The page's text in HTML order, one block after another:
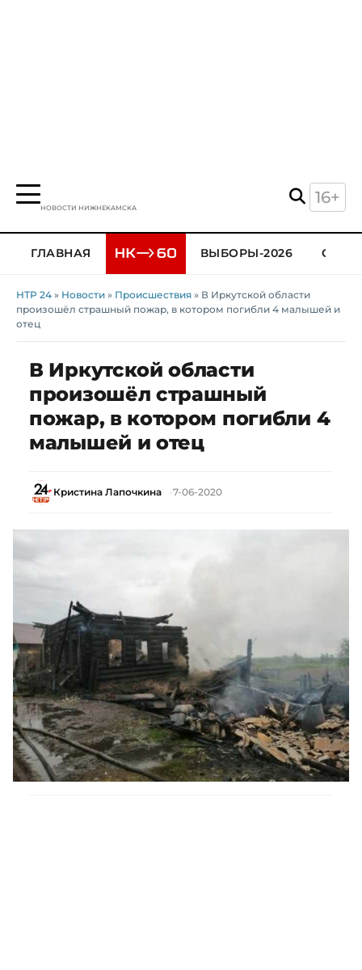
НОВОСТИ НИЖНЕКАМСКА
16+
ГЛАВНАЯ ВЫБОРЫ-2026
НТР 24 » Новости » Происшествия » В Иркутской области
произошёл страшный пожар, в котором погибли 4 малышей и
отец
В Иркутской области
произошёл страшный
пожар, в котором погибли 4
малышей и отец
Кристина Лапочкина 7-06-2020